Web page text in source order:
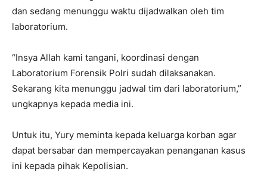
dan sedang menunggu waktu dijadwalkan oleh tim
laboratorium.
“Insya Allah kami tangani, koordinasi dengan
Laboratorium Forensik Polri sudah dilaksanakan.
Sekarang kita menunggu jadwal tim dari laboratorium,”
ungkapnya kepada media ini.
Untuk itu, Yury meminta kepada keluarga korban agar
dapat bersabar dan mempercayakan penanganan kasus
ini kepada pihak Kepolisian.